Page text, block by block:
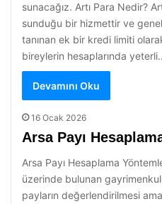
sunacağız. Artı Para Nedir?
sunduğu bir hizmettir ve
tanınan ek bir kredi limiti
bireylerin hesaplarında
Devamını Oku
16 Ocak 2026
Arsa Payı
Arsa Payı Hesaplama
üzerinde bulunan
payların değerlendirilmesi